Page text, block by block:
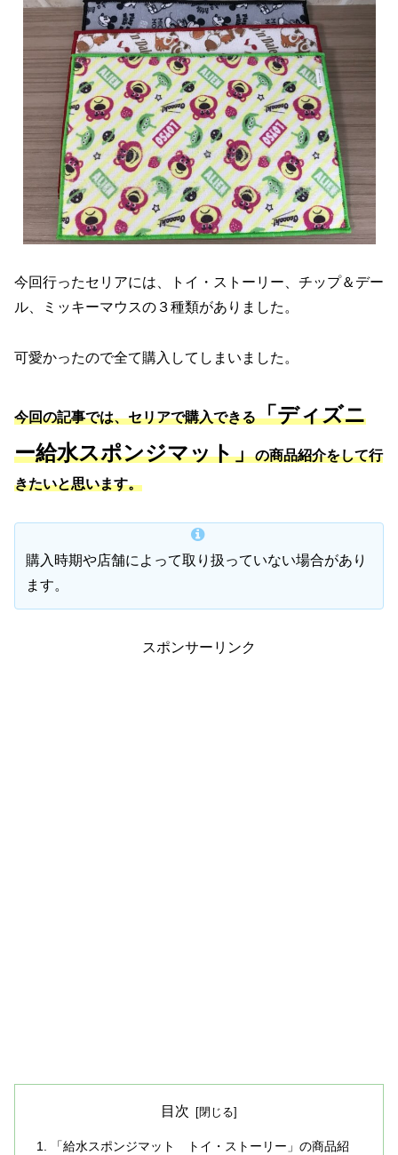
今回行ったセリアには、トイ・ストーリー、チップ＆デー
ル、ミッキーマウスの３種類がありました。
可愛かったので全て購入してしまいました。
今回の記事では、セリアで購入できる「ディズニ
ー給水スポンジマット」の商品紹介をして行
きたいと思います。
購入時期や店舗によって取り扱っていない場合があり
ます。
スポンサーリンク
目次
「給水スポンジマット トイ・ストーリー」の商品紹